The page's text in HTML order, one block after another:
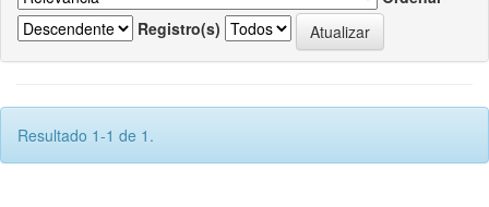
Registro(s)
Resultado 1-1 de 1.